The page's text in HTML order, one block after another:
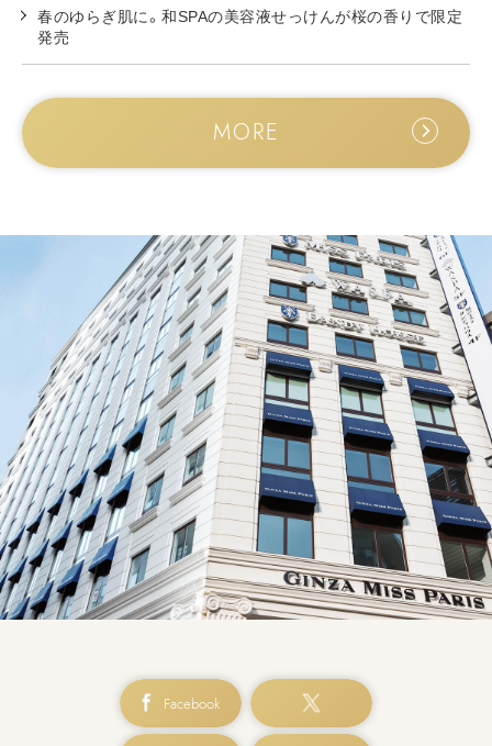
春のゆらぎ肌に。和SPAの美容液せっけんが桜の香りで限定
発売
MORE
Facebook